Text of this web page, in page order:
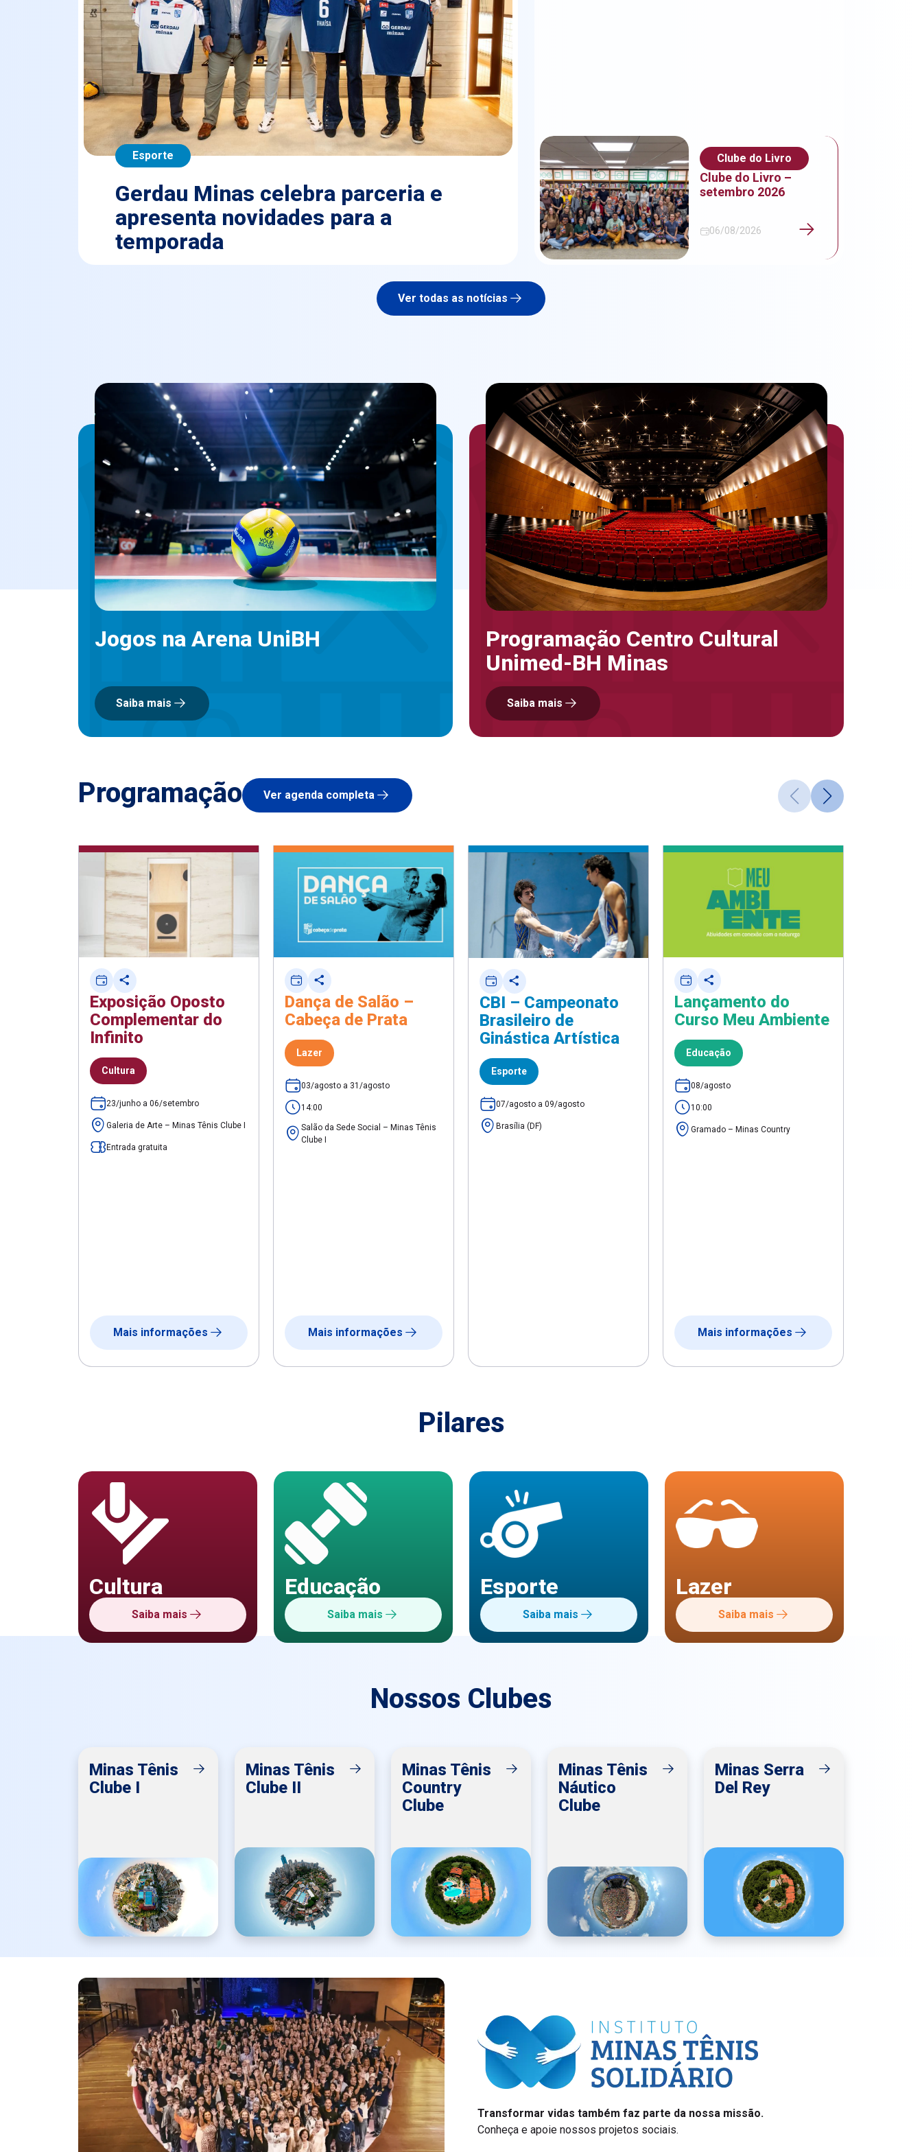
Esporte
Gerdau Minas celebra parceria e
apresenta novidades para a
temporada
Clube do Livro
Clube do Livro –
setembro 2026
06/08/2026
Ver todas as notícias
Jogos na Arena UniBH
Saiba mais
Programação Centro Cultural
Unimed-BH Minas
Saiba mais
Programação Ver agenda completa
Exposição Oposto
Complementar do
Infinito
Cultura
23/junho a 06/setembro
Galeria de Arte – Minas Tênis Clube I
Entrada gratuita
Mais informações
Dança de Salão –
Cabeça de Prata
Lazer
03/agosto a 31/agosto
14:00
Salão da Sede Social – Minas Tênis
Clube I
Mais informações
CBI – Campeonato
Brasileiro de
Ginástica Artística
Esporte
07/agosto a 09/agosto
Brasília (DF)
Lançamento do
Curso Meu Ambiente
Educação
08/agosto
10:00
Gramado – Minas Country
Mais informações
Pilares
Cultura
Saiba mais
Educação
Saiba mais
Esporte
Saiba mais
Lazer
Saiba mais
Nossos Clubes
Minas Tênis
Clube I
Minas Tênis
Clube II
Minas Tênis
Country
Clube
Minas Tênis
Náutico
Clube
Minas Serra
Del Rey
Transformar vidas também faz parte da nossa missão.
Conheça e apoie nossos projetos sociais.